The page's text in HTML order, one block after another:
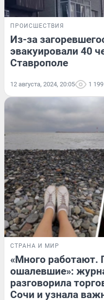
ПРОИСШЕСТВИЯ
Из-за
эвакуировали 40
Ставрополе
12 августа, 2024, 20:05 1 199
СТРАНА И МИР
«Много работают.
ошалевшие»:
разговорила
Сочи и узнала